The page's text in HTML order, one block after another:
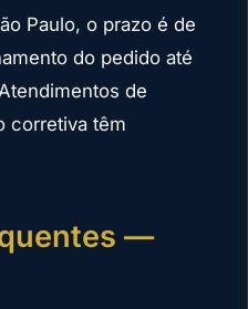
Paulo, o prazo é de
do pedido até
de
corretiva têm
—